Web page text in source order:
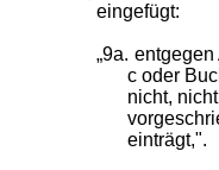
eingefügt:
„9a. entgegen
c oder
nicht,
einträgt,".